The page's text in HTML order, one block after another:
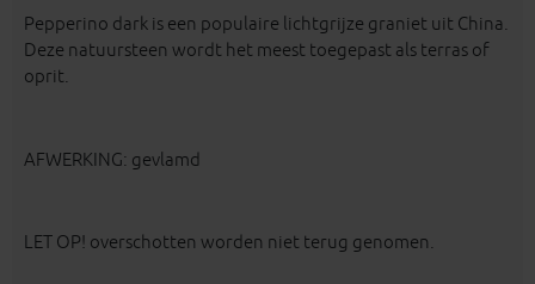
Pepperino dark is een populaire lichtgrijze graniet uit China.
Deze natuursteen wordt het meest toegepast als terras of
oprit.
AFWERKING: gevlamd
LET OP! overschotten worden niet terug genomen.